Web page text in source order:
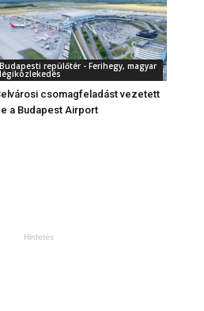
Budapesti repülőtér - Ferihegy, magyar
légiközlekedés
csomagfeladást vezetett
a Budapest Airport
Hirdetés